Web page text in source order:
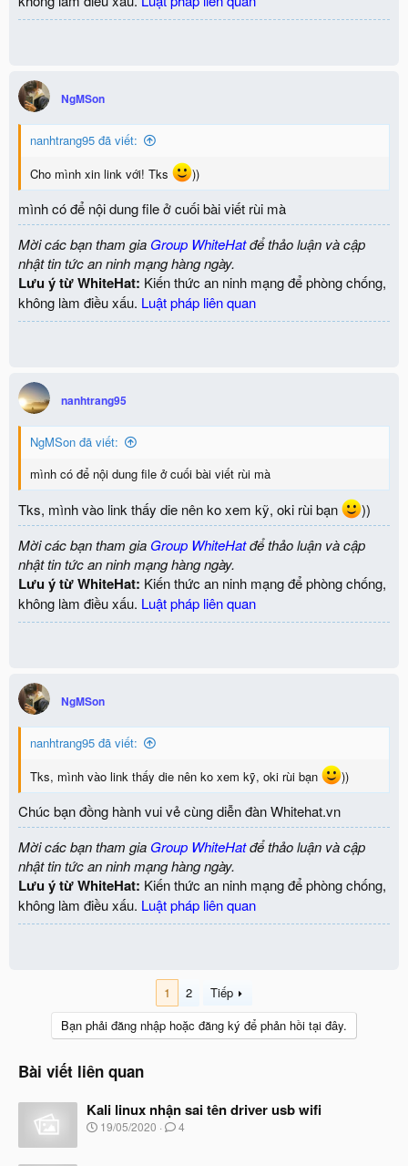
NgMSon
nanhtrang95 đã viết:
Cho mình xin link với! Tks
))
mình có để nội dung file ở cuối bài viết rùi mà
Mời các bạn tham gia Group WhiteHatđể thảo luận và cập
nhật tin tức an ninh mạng hàng ngày.
Lưu ý từ WhiteHat: Kiến thức an ninh mạng để phòng chống,
không làm điều xấu. Luật pháp liên quan
nanhtrang95
NgMSon đã viết:
mình có để nội dung file ở cuối bài viết rùi mà
Tks, mình vào link thấy die nên ko xem kỹ, oki rùi bạn
))
Mời các bạn tham gia Group WhiteHatđể thảo luận và cập
nhật tin tức an ninh mạng hàng ngày.
Lưu ý từ WhiteHat: Kiến thức an ninh mạng để phòng chống,
không làm điều xấu. Luật pháp liên quan
NgMSon
nanhtrang95 đã viết:
Tks, mình vào link thấy die nên ko xem kỹ, oki rùi bạn
))
Chúc bạn đồng hành vui vẻ cùng diễn đàn Whitehat.vn
Mời các bạn tham gia Group WhiteHatđể thảo luận và cập
nhật tin tức an ninh mạng hàng ngày.
Lưu ý từ WhiteHat: Kiến thức an ninh mạng để phòng chống,
không làm điều xấu. Luật pháp liên quan
1 2
Tiếp
Bạn phải đăng nhập hoặc đăng ký để phản hồi tại đây.
Bài viết liên quan
Kali linux nhận sai tên driver usb wifi
N
19/05/2020 4